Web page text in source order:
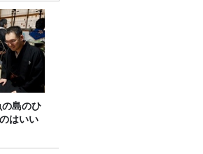
の島のひ
はいい